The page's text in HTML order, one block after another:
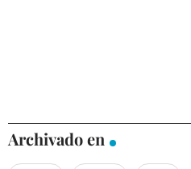
Archivado en